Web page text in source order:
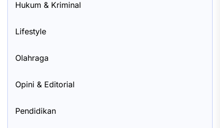
Hukum & Kriminal
Lifestyle
Olahraga
Opini & Editorial
Pendidikan